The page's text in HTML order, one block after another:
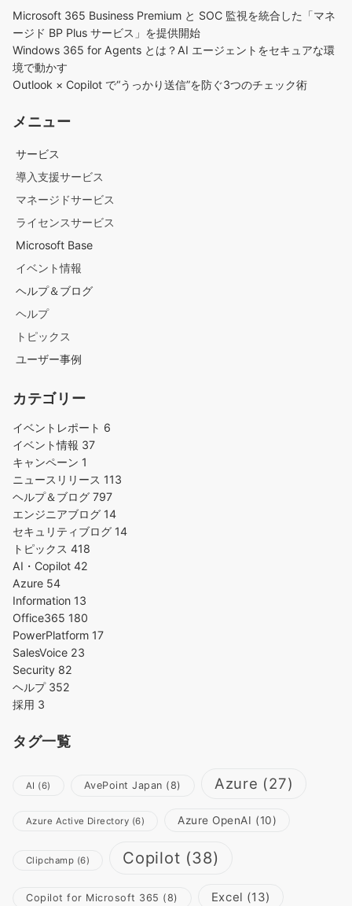
Microsoft 365 Business Premium と SOC 監視を統合した「マネ
ージド BP Plus サービス」を提供開始
Windows 365 for Agents とは？AI エージェントをセキュアな環
境で動かす
Outlook × Copilot で“うっかり送信”を防ぐ3つのチェック術​
メニュー
サービス
導入支援サービス
マネージドサービス
ライセンスサービス
Microsoft Base
イベント情報
ヘルプ＆ブログ
ヘルプ
トピックス
ユーザー事例
カテゴリー
イベントレポート 6
イベント情報 37
キャンペーン 1
ニュースリリース 113
ヘルプ＆ブログ 797
エンジニアブログ 14
セキュリティブログ 14
トピックス 418
AI・Copilot 42
Azure 54
Information 13
Office365 180
PowerPlatform 17
SalesVoice 23
Security 82
ヘルプ 352
採用 3
タグ一覧
AI (6) AvePoint Japan (8) Azure (27)
Azure Active Directory (6) Azure OpenAI (10)
Clipchamp (6) Copilot (38)
Copilot for Microsoft 365 (8) Excel (13)